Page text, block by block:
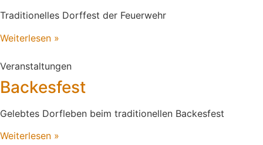
Traditionelles Dorffest der Feuerwehr
Weiterlesen »
Veranstaltungen
Backesfest
Gelebtes Dorfleben beim traditionellen Backesfest
Weiterlesen »